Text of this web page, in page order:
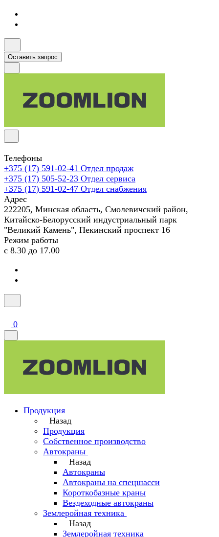
Оставить запрос
Телефоны
+375 (17) 591-02-41 Отдел продаж
+375 (17) 505-52-23 Отдел сервиса
+375 (17) 591-02-47 Отдел снабжения
Адрес
222205, Минская область, Смолевичский район,
Китайско-Белорусский индустриальный парк
"Великий Камень", Пекинский проспект 16
Режим работы
с 8.30 до 17.00
0
Продукция
Назад
Продукция
Собственное производство
Автокраны
Назад
Автокраны
Автокраны на спецшасси
Короткобазные краны
Вездеходные автокраны
Землеройная техника
Назад
Землеройная техника